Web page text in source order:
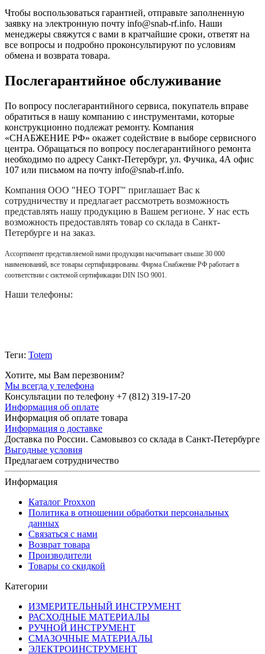
Чтобы воспользоваться гарантией, отправьте заполненную
заявку на электронную почту info@snab-rf.info. Наши
менеджеры свяжутся с вами в кратчайшие сроки, ответят на
все вопросы и подробно проконсультируют по условиям
обмена и возврата товара.
Послегарантийное обслуживание
По вопросу послегарантийного сервиса, покупатель вправе
обратиться в нашу компанию с инструментами, которые
конструкционно подлежат ремонту. Компания
«СНАБЖЕНИЕ РФ» окажет содействие в выборе сервисного
центра. Обращаться по вопросу послегарантийного ремонта
необходимо по адресу Санкт-Петербург, ул. Фучика, 4А офис
107 или письмом на почту info@snab-rf.info.
Компания ООО "НЕО ТОРГ" приглашает Вас к
сотрудничеству и предлагает рассмотреть возможность
представлять нашу продукцию в Вашем регионе. У нас есть
возможность предоставлять товар со склада в Санкт-
Петербурге и на заказ.
Ассортимент представляемой нами продукции насчитывает свыше 30 000
наименований, все товары сертифицированы. Фирма Снабжение РФ работает в
соответствии с системой сертификации DIN ISO 9001.
Наши телефоны:
Теги: Totem
Хотите, мы Вам перезвоним?
Мы всегда у телефона
Консультации по телефону +7 (812) 319-17-20
Информация об оплате
Информация об оплате товара
Информация о доставке
Доставка по России. Самовывоз со склада в Санкт-Петербурге
Выгодные условия
Предлагаем сотрудничество
Информация
Каталог Proxxon
Политика в отношении обработки персональных
данных
Связаться с нами
Возврат товара
Производители
Товары со скидкой
Категории
ИЗМЕРИТЕЛЬНЫЙ ИНСТРУМЕНТ
РАСХОДНЫЕ МАТЕРИАЛЫ
РУЧНОЙ ИНСТРУМЕНТ
СМАЗОЧНЫЕ МАТЕРИАЛЫ
ЭЛЕКТРОИНСТРУМЕНТ